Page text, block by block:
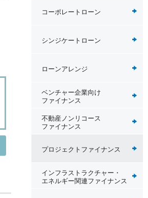
コーポレートローン
シンジケートローン
ローンアレンジ
ベンチャー企業向け
ファイナンス
不動産ノンリコース
ファイナンス
プロジェクトファイナンス
インフラストラクチャー・
エネルギー関連ファイナンス